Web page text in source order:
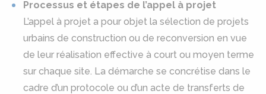
Processus et étapes de l’appel à projet
L’appel à projet a pour objet la sélection de projets
urbains de construction ou de reconversion en vue
de leur réalisation effective à court ou moyen terme
sur chaque site. La démarche se concrétise dans le
cadre d’un protocole ou d’un acte de transferts de